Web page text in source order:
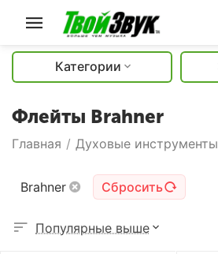
Категории
Флейты Brahner
Главная / Духовые инструменты
Brahner Сбросить
Популярные выше